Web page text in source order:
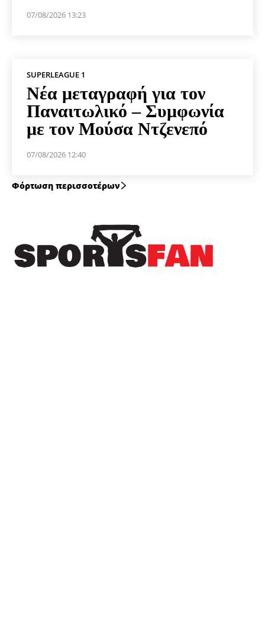
07/08/2026 13:23
SUPERLEAGUE 1
Νέα μεταγραφή για τον
Παναιτωλικό – Συμφωνία
με τον Μούσα Ντζενεπό
07/08/2026 12:40
Φόρτωση περισσοτέρων